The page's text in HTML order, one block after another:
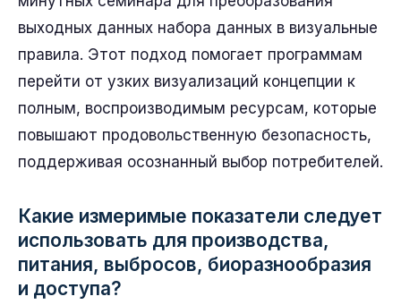
выходных данных набора данных в визуальные
правила. Этот подход помогает программам
перейти от узких визуализаций концепции к
полным, воспроизводимым ресурсам, которые
повышают продовольственную безопасность,
поддерживая осознанный выбор потребителей.
Какие измеримые показатели следует
использовать для производства,
питания, выбросов, биоразнообразия
и доступа?